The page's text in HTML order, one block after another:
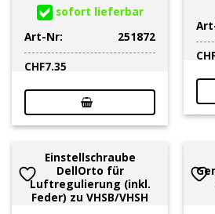
sofort lieferbar
Art-Nr:
251872
CHF7.35
Einstellschraube
DellOrto für
Luftregulierung (inkl.
Feder) zu VHSB/VHSH